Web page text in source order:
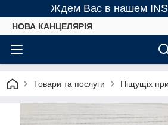
Ждем Вас в нашем
НОВА КАНЦЕЛЯРІЯ
Товари та послуги Піщущіх